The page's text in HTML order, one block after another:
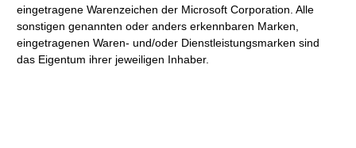
eingetragene Warenzeichen der Microsoft Corporation. Alle
sonstigen genannten oder anders erkennbaren Marken,
eingetragenen Waren- und/oder Dienstleistungsmarken sind
das Eigentum ihrer jeweiligen Inhaber.